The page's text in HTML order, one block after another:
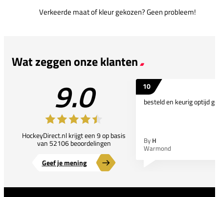
Verkeerde maat of kleur gekozen? Geen probleem!
Wat zeggen onze klanten
9.0
HockeyDirect.nl krijgt een 9 op basis
van 52106 beoordelingen
Geef je mening
10
besteld en keurig optijd
By H
Warmond